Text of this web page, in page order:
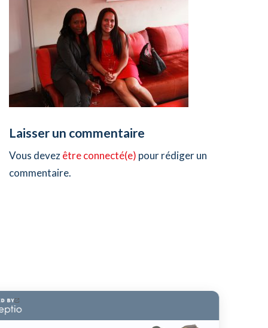
Laisser un commentaire
Vous devezêtre connecté(e) pour rédiger un
commentaire.